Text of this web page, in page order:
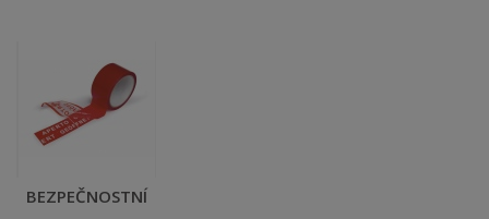
BEZPEČNOSTNÍ